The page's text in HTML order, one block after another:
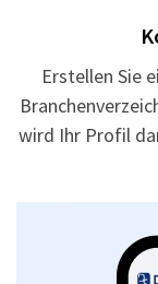
Erstellen Sie
wird Ihr Profil